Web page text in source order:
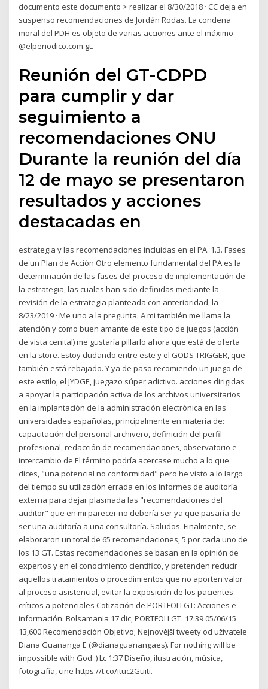
documento este documento > realizar el 8/30/2018 · CC deja en
suspenso recomendaciones de Jordán Rodas. La condena
moral del PDH es objeto de varias acciones ante el máximo
@elperiodico.com.gt.
Reunión del GT-CDPD
para cumplir y dar
seguimiento a
recomendaciones ONU
Durante la reunión del día
12 de mayo se presentaron
resultados y acciones
destacadas en
estrategia y las recomendaciones incluidas en el PA. 1.3. Fases
de un Plan de Acción Otro elemento fundamental del PA es la
determinación de las fases del proceso de implementación de
la estrategia, las cuales han sido definidas mediante la
revisión de la estrategia planteada con anterioridad, la
8/23/2019 · Me uno a la pregunta. A mi también me llama la
atención y como buen amante de este tipo de juegos (acción
de vista cenital) me gustaría pillarlo ahora que está de oferta
en la store. Estoy dudando entre este y el GODS TRIGGER, que
también está rebajado. Y ya de paso recomiendo un juego de
este estilo, el JYDGE, juegazo súper adictivo. acciones dirigidas
a apoyar la participación activa de los archivos universitarios
en la implantación de la administración electrónica en las
universidades españolas, principalmente en materia de:
capacitación del personal archivero, definición del perfil
profesional, redacción de recomendaciones, observatorio e
intercambio de El término podría acercase mucho a lo que
dices, "una potencial no conformidad" pero he visto a lo largo
del tiempo su utilización errada en los informes de auditoría
externa para dejar plasmada las "recomendaciones del
auditor" que en mi parecer no debería ser ya que pasaría de
ser una auditoría a una consultoría. Saludos. Finalmente, se
elaboraron un total de 65 recomendaciones, 5 por cada uno de
los 13 GT. Estas recomendaciones se basan en la opinión de
expertos y en el conocimiento científico, y pretenden reducir
aquellos tratamientos o procedimientos que no aporten valor
al proceso asistencial, evitar la exposición de los pacientes
críticos a potenciales Cotización de PORTFOLI GT: Acciones e
información. Bolsamania 17 dic, PORTFOLI GT. 17:39 05/06/15
13,600 Recomendación Objetivo; Nejnovější tweety od uživatele
Diana Guananga E (@dianaguanangaes). For nothing will be
impossible with God :) Lc 1:37 Diseño, ilustración, música,
fotografía, cine https://t.co/ituc2Guiti.